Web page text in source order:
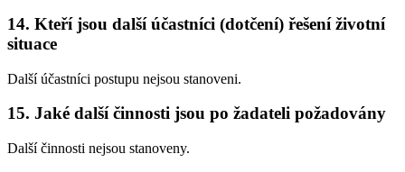
14. Kteří jsou další účastníci (dotčení) řešení životní
situace
Další účastníci postupu nejsou stanoveni.
15. Jaké další činnosti jsou po žadateli požadovány
Další činnosti nejsou stanoveny.